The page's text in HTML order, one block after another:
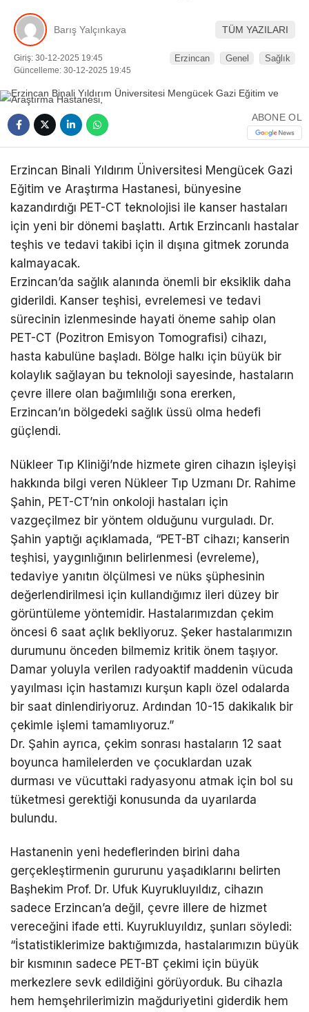
Barış Yalçınkaya TÜM YAZILARI
Giriş: 30-12-2025 19:45
Güncelleme: 30-12-2025 19:45
Erzincan Genel Sağlık
ABONE OL
Erzincan Binali Yıldırım Üniversitesi Mengücek Gazi
Eğitim ve Araştırma Hastanesi, bünyesine
kazandırdığı PET-CT teknolojisi ile kanser hastaları
için yeni bir dönemi başlattı. Artık Erzincanlı hastalar
teşhis ve tedavi takibi için il dışına gitmek zorunda
kalmayacak.
Erzincan’da sağlık alanında önemli bir eksiklik daha
giderildi. Kanser teşhisi, evrelemesi ve tedavi
sürecinin izlenmesinde hayati öneme sahip olan
PET-CT (Pozitron Emisyon Tomografisi) cihazı,
hasta kabulüne başladı. Bölge halkı için büyük bir
kolaylık sağlayan bu teknoloji sayesinde, hastaların
çevre illere olan bağımlılığı sona ererken,
Erzincan’ın bölgedeki sağlık üssü olma hedefi
güçlendi.
Nükleer Tıp Kliniği’nde hizmete giren cihazın işleyişi
hakkında bilgi veren Nükleer Tıp Uzmanı Dr. Rahime
Şahin, PET-CT’nin onkoloji hastaları için
vazgeçilmez bir yöntem olduğunu vurguladı. Dr.
Şahin yaptığı açıklamada, “PET-BT cihazı; kanserin
teşhisi, yaygınlığının belirlenmesi (evreleme),
tedaviye yanıtın ölçülmesi ve nüks şüphesinin
değerlendirilmesi için kullandığımız ileri düzey bir
görüntüleme yöntemidir. Hastalarımızdan çekim
öncesi 6 saat açlık bekliyoruz. Şeker hastalarımızın
durumunu önceden bilmemiz kritik önem taşıyor.
Damar yoluyla verilen radyoaktif maddenin vücuda
yayılması için hastamızı kurşun kaplı özel odalarda
bir saat dinlendiriyoruz. Ardından 10-15 dakikalık bir
çekimle işlemi tamamlıyoruz.”
Dr. Şahin ayrıca, çekim sonrası hastaların 12 saat
boyunca hamilelerden ve çocuklardan uzak
durması ve vücuttaki radyasyonu atmak için bol su
tüketmesi gerektiği konusunda da uyarılarda
bulundu.
Hastanenin yeni hedeflerinden birini daha
gerçekleştirmenin gururunu yaşadıklarını belirten
Başhekim Prof. Dr. Ufuk Kuyrukluyıldız, cihazın
sadece Erzincan’a değil, çevre illere de hizmet
vereceğini ifade etti. Kuyrukluyıldız, şunları söyledi:
“İstatistiklerimize baktığımızda, hastalarımızın büyük
bir kısmının sadece PET-BT çekimi için büyük
merkezlere sevk edildiğini görüyorduk. Bu cihazla
hem hemşehrilerimizin mağduriyetini giderdik hem